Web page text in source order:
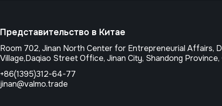
Представительство в Китае
Room 702, Jinan North Center for Entrepreneurial Affairs,
Village,Daqiao Street Office, Jinan City, Shandong Province,
+86(1395)312-64-77
jinan@valmo.trade